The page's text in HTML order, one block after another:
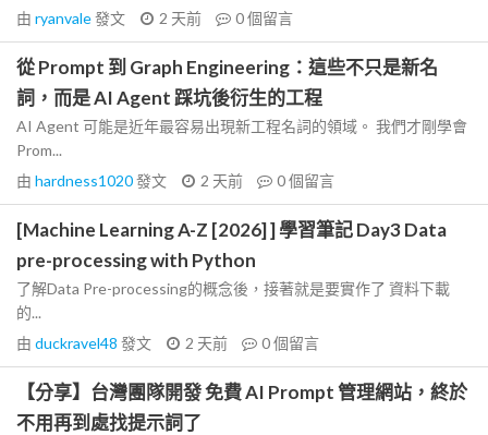
由 ryanvale發文 2 天前 0個留言
從 Prompt 到 Graph Engineering：這些不只是新名
詞，而是 AI Agent 踩坑後衍生的工程
AI Agent 可能是近年最容易出現新工程名詞的領域。 我們才剛學會
Prom...
由 hardness1020發文 2 天前 0個留言
[Machine Learning A-Z [2026] ] 學習筆記 Day3 Data
pre-processing with Python
了解Data Pre-processing的概念後，接著就是要實作了 資料下載
的...
由 duckravel48 發文 2 天前 0個留言
【分享】台灣團隊開發 免費 AI Prompt 管理網站，終於
不用再到處找提示詞了